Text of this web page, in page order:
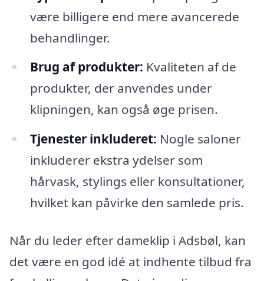
være billigere end mere avancerede
behandlinger.
Brug af produkter: Kvaliteten af de
produkter, der anvendes under
klipningen, kan også øge prisen.
Tjenester inkluderet: Nogle saloner
inkluderer ekstra ydelser som
hårvask, stylings eller konsultationer,
hvilket kan påvirke den samlede pris.
Når du leder efter dameklip i Adsbøl, kan
det være en god idé at indhente tilbud fra